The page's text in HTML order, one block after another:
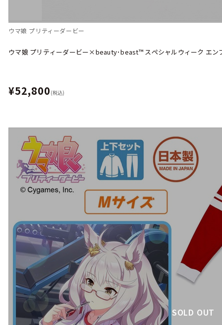
ウマ娘 プリティーダービー
ウマ娘 プリティーダービー×beauty･beast™︎ スペシャルウィーク エン
¥52,800 (税込)
SOLD OUT